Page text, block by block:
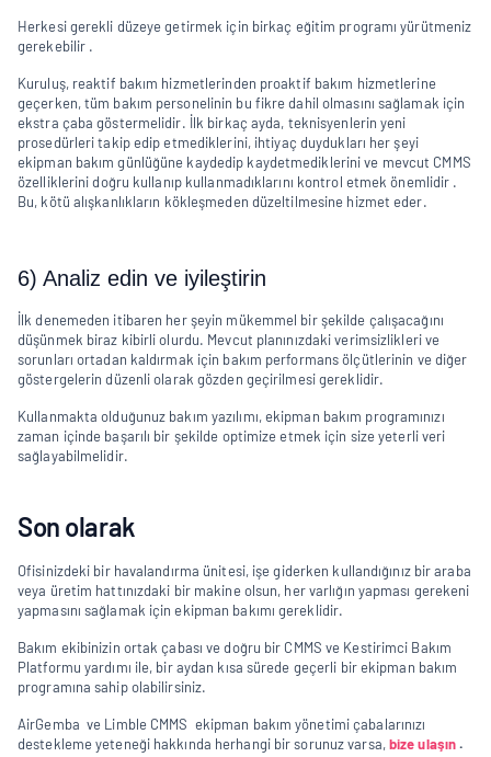
Herkesi gerekli düzeye getirmek için birkaç eğitim programı yürütmeniz
gerekebilir .
Kuruluş, reaktif bakım hizmetlerinden proaktif bakım hizmetlerine
geçerken, tüm bakım personelinin bu fikre dahil olmasını sağlamak için
ekstra çaba göstermelidir. İlk birkaç ayda, teknisyenlerin yeni
prosedürleri takip edip etmediklerini, ihtiyaç duydukları her şeyi
ekipman bakım günlüğüne kaydedip kaydetmediklerini ve mevcut CMMS
özelliklerini doğru kullanıp kullanmadıklarını kontrol etmek önemlidir .
Bu, kötü alışkanlıkların kökleşmeden düzeltilmesine hizmet eder.
6) Analiz edin ve iyileştirin
İlk denemeden itibaren her şeyin mükemmel bir şekilde çalışacağını
düşünmek biraz kibirli olurdu. Mevcut planınızdaki verimsizlikleri ve
sorunları ortadan kaldırmak için bakım performans ölçütlerinin ve diğer
göstergelerin düzenli olarak gözden geçirilmesi gereklidir.
Kullanmakta olduğunuz bakım yazılımı, ekipman bakım programınızı
zaman içinde başarılı bir şekilde optimize etmek için size yeterli veri
sağlayabilmelidir.
Son olarak
Ofisinizdeki bir havalandırma ünitesi, işe giderken kullandığınız bir araba
veya üretim hattınızdaki bir makine olsun, her varlığın yapması gerekeni
yapmasını sağlamak için ekipman bakımı gereklidir.
Bakım ekibinizin ortak çabası ve doğru bir CMMS ve Kestirimci Bakım
Platformu yardımı ile, bir aydan kısa sürede geçerli bir ekipman bakım
programına sahip olabilirsiniz.
AirGemba  ve Limble CMMS  ekipman bakım yönetimi çabalarınızı
destekleme yeteneği hakkında herhangi bir sorunuz varsa, bize ulaşın .